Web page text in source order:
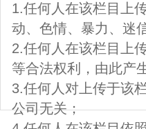
1.任何人在该栏目上
动、色情、暴力、迷
2.任何人在该栏目上
等合法权利，由此产
3.任何人对上传于该
公司无关；